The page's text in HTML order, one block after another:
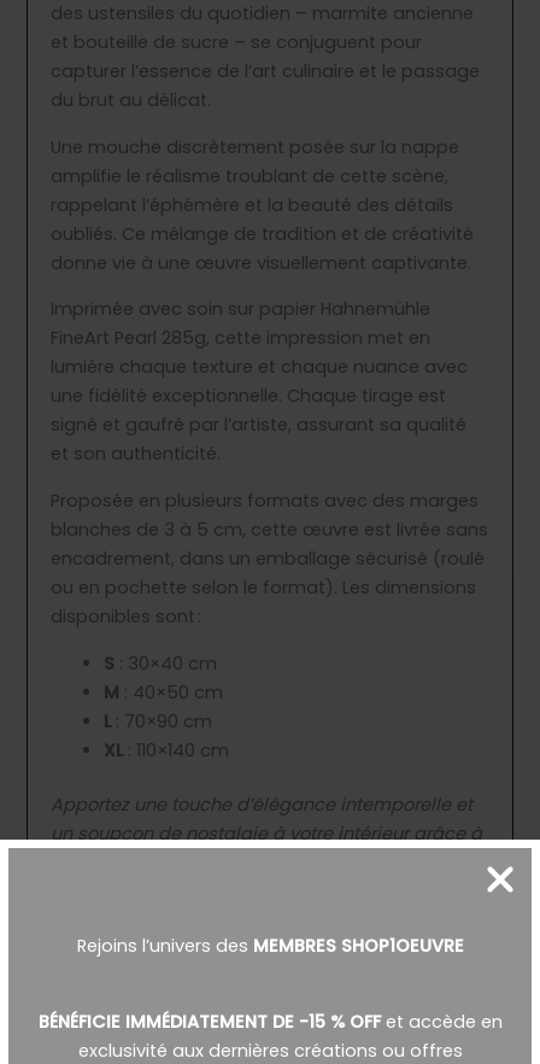
Rejoins l’univers des MEMBRES SHOP1OEUVRE
BÉNÉFICIE IMMÉDIATEMENT DE -15 % OFFet accède en
exclusivité aux dernières créations ou offres
des ustensiles du quotidien – marmite ancienne
et bouteille de sucre – se conjuguent pour
capturer l’essence de l’art culinaire et le passage
du brut au délicat.
Une mouche discrètement posée sur la nappe
amplifie le réalisme troublant de cette scène,
rappelant l’éphémère et la beauté des détails
oubliés. Ce mélange de tradition et de créativité
donne vie à une œuvre visuellement captivante.
Imprimée avec soin sur papier Hahnemühle
FineArt Pearl 285g, cette impression met en
lumière chaque texture et chaque nuance avec
une fidélité exceptionnelle. Chaque tirage est
signé et gaufré par l’artiste, assurant sa qualité
et son authenticité.
Proposée en plusieurs formats avec des marges
blanches de 3 à 5 cm, cette œuvre est livrée sans
encadrement, dans un emballage sécurisé (roulé
ou en pochette selon le format). Les dimensions
disponibles sont :
S : 30×40 cm
M : 40×50 cm
L : 70×90 cm
XL : 110×140 cm
Apportez une touche d’élégance intemporelle et
un soupçon de nostalgie à votre intérieur grâce à
Informations complémentaires